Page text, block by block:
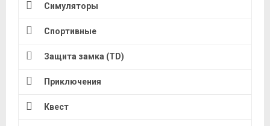
Симуляторы
Спортивные
Защита замка (TD)
Приключения
Квест